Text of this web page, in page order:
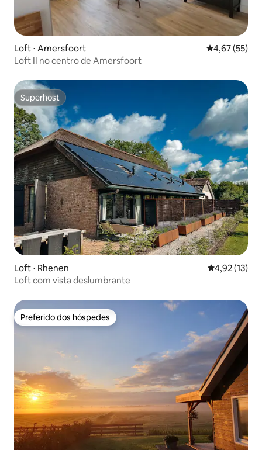
Loft ⋅ Amersfoort 4,67 de uma
4,67 (55)
Loft II no centro de Amersfoort
Superhost
Superhost
Loft ⋅ Rhenen 4,92 de uma
4,92 (13)
Loft com vista deslumbrante
Preferido dos hóspedes
Preferido dos hóspedes